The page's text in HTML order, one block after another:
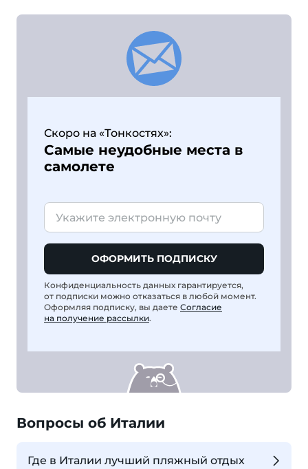
Скоро на «Тонкостях»:
Самые неудобные места в
самолете
ОФОРМИТЬ ПОДПИСКУ
Конфиденциальность данных гарантируется,
от подписки можно отказаться в любой момент.
Оформляя подписку, вы даете Согласие
на получение рассылки.
Вопросы об Италии
Где в Италии лучший пляжный отдых